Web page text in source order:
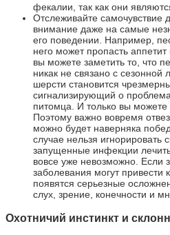
фекалии, так как они
Отслеживайте
внимание даже на самые
его поведении. Например,
него может пропасть
вы можете заметить то, что
никак не связано с
шерсти становится
сигнализирующий о
питомца. И только вы
Поэтому важно вовремя
можно будет наверняка
случае нельзя игнорировать
запущенные инфекции
вовсе уже невозможно. Если
заболевания могут привести
появятся серьезные
слух, зрение, конечности и
Охотничий инстинкт и